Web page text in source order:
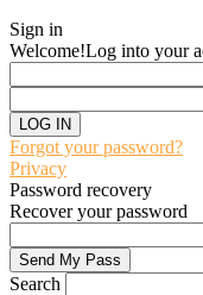
Sign in
Welcome!Log into your
Forgot your password?
Privacy
Password recovery
Recover your password
Search